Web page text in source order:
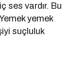
ses vardır. Bu
yemek
suçluluk